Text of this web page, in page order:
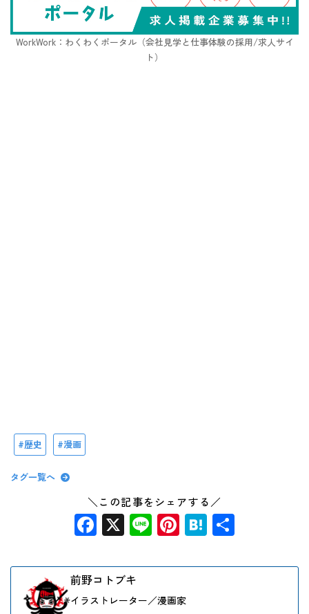
WorkWork：わくわくポータル（会社見学と仕事体験の採用/求人サイ
ト）
歴史 漫画
タグ一覧へ
＼この記事をシェアする／
Facebook
X LinePinterest
Hatena
前野コトブキ
イラストレーター／漫画家